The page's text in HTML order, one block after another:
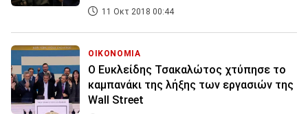
11 Οκτ 2018 00:44
ΟΙΚΟΝΟΜΙΑ
Ο Ευκλείδης Τσακαλώτος χτύπησε το
καμπανάκι της λήξης των εργασιών της
Wall Street